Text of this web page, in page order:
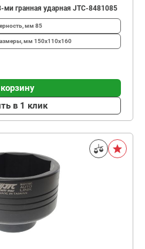
ми гранная ударная JTC-8481085
мм 85
мм 150х110х160
в 1 клик